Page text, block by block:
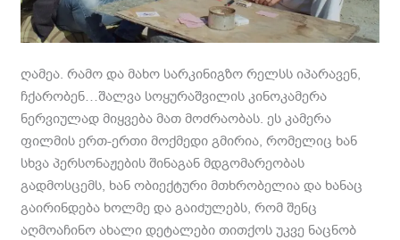
ღამეა. რამო და მახო სარკინიგზო რელსს იპარავენ,
ჩქარობენ…შალვა სოყურაშვილის კინოკამერა
ნერვიულად მიყვება მათ მოძრაობას. ეს კამერა
ფილმის ერთ-ერთი მოქმედი გმირია, რომელიც ხან
სხვა პერსონაჟების შინაგან მდგომარეობას
გადმოსცემს, ხან ობიექტური მთხრობელია და ხანაც
გაირინდება ხოლმე და გაიძულებს, რომ შენც
აღმოაჩინო ახალი დეტალები თითქოს უკვე ნაცნობ